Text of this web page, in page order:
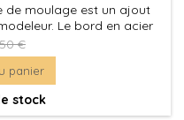
de moulage est un ajout
Le bord en acier
ergonomique facilite le
de moules indésirables
modèle. Excellent pour
la sous-couche
€
panier
stock